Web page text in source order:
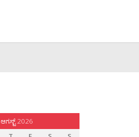
ಆಗಸ್ಟ್ 2026